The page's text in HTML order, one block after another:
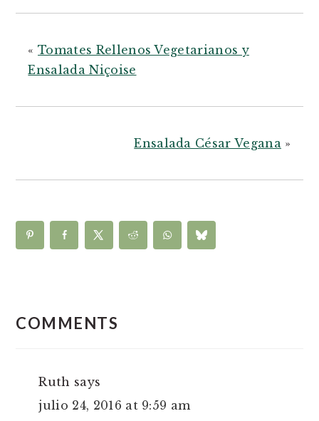
«Tomates Rellenos Vegetarianos y
Ensalada Niçoise
Ensalada César Vegana»
INTERACTIONS
COMMENTS
Ruth says
julio 24, 2016 at 9:59 am